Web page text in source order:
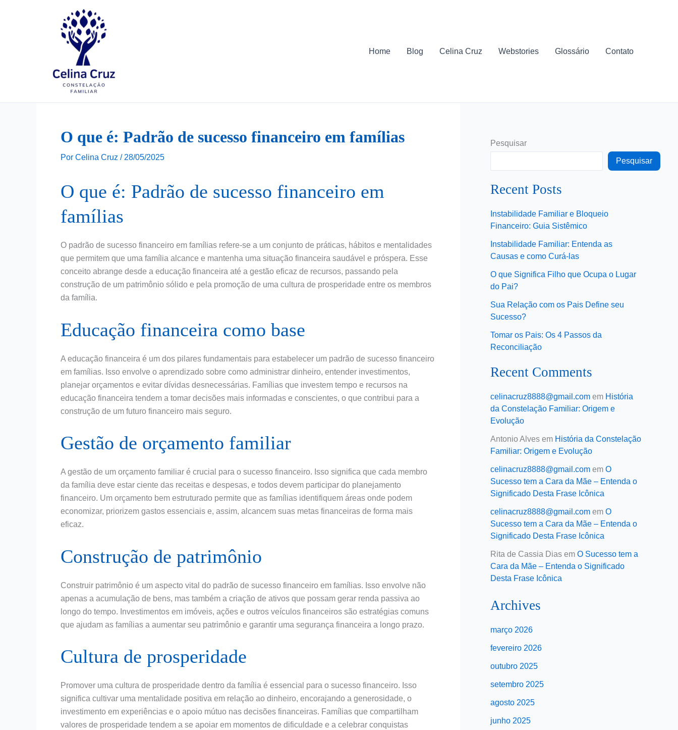
Home Blog Celina Cruz Webstories Glossário Contato
O que é: Padrão de sucesso financeiro em famílias
Por Celina Cruz / 28/05/2025
O que é: Padrão de sucesso financeiro em
famílias
O padrão de sucesso financeiro em famílias refere-se a um conjunto de práticas, hábitos e mentalidades
que permitem que uma família alcance e mantenha uma situação financeira saudável e próspera. Esse
conceito abrange desde a educação financeira até a gestão eficaz de recursos, passando pela
construção de um patrimônio sólido e pela promoção de uma cultura de prosperidade entre os membros
da família.
Educação financeira como base
A educação financeira é um dos pilares fundamentais para estabelecer um padrão de sucesso financeiro
em famílias. Isso envolve o aprendizado sobre como administrar dinheiro, entender investimentos,
planejar orçamentos e evitar dívidas desnecessárias. Famílias que investem tempo e recursos na
educação financeira tendem a tomar decisões mais informadas e conscientes, o que contribui para a
construção de um futuro financeiro mais seguro.
Gestão de orçamento familiar
A gestão de um orçamento familiar é crucial para o sucesso financeiro. Isso significa que cada membro
da família deve estar ciente das receitas e despesas, e todos devem participar do planejamento
financeiro. Um orçamento bem estruturado permite que as famílias identifiquem áreas onde podem
economizar, priorizem gastos essenciais e, assim, alcancem suas metas financeiras de forma mais
eficaz.
Construção de patrimônio
Construir patrimônio é um aspecto vital do padrão de sucesso financeiro em famílias. Isso envolve não
apenas a acumulação de bens, mas também a criação de ativos que possam gerar renda passiva ao
longo do tempo. Investimentos em imóveis, ações e outros veículos financeiros são estratégias comuns
que ajudam as famílias a aumentar seu patrimônio e garantir uma segurança financeira a longo prazo.
Cultura de prosperidade
Promover uma cultura de prosperidade dentro da família é essencial para o sucesso financeiro. Isso
significa cultivar uma mentalidade positiva em relação ao dinheiro, encorajando a generosidade, o
investimento em experiências e o apoio mútuo nas decisões financeiras. Famílias que compartilham
valores de prosperidade tendem a se apoiar em momentos de dificuldade e a celebrar conquistas
Pesquisar
Pesquisar
Recent Posts
Instabilidade Familiar e Bloqueio
Financeiro: Guia Sistêmico
Instabilidade Familiar: Entenda as
Causas e como Curá-las
O que Significa Filho que Ocupa o Lugar
do Pai?
Sua Relação com os Pais Define seu
Sucesso?
Tomar os Pais: Os 4 Passos da
Reconciliação
Recent Comments
celinacruz8888@gmail.com em História
da Constelação Familiar: Origem e
Evolução
Antonio Alves em História da Constelação
Familiar: Origem e Evolução
celinacruz8888@gmail.com em O
Sucesso tem a Cara da Mãe – Entenda o
Significado Desta Frase Icônica
celinacruz8888@gmail.com em O
Sucesso tem a Cara da Mãe – Entenda o
Significado Desta Frase Icônica
Rita de Cassia Dias em O Sucesso tem a
Cara da Mãe – Entenda o Significado
Desta Frase Icônica
Archives
março 2026
fevereiro 2026
outubro 2025
setembro 2025
agosto 2025
junho 2025